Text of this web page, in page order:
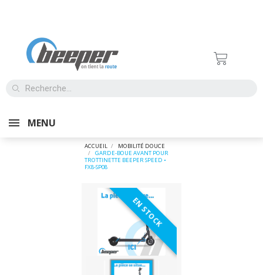
MENU
ACCUEIL
MOBILITÉ DOUCE
GARDE-BOUE AVANT POUR
TROTTINETTE BEEPER SPEED •
FX8-SP08
EN STOCK